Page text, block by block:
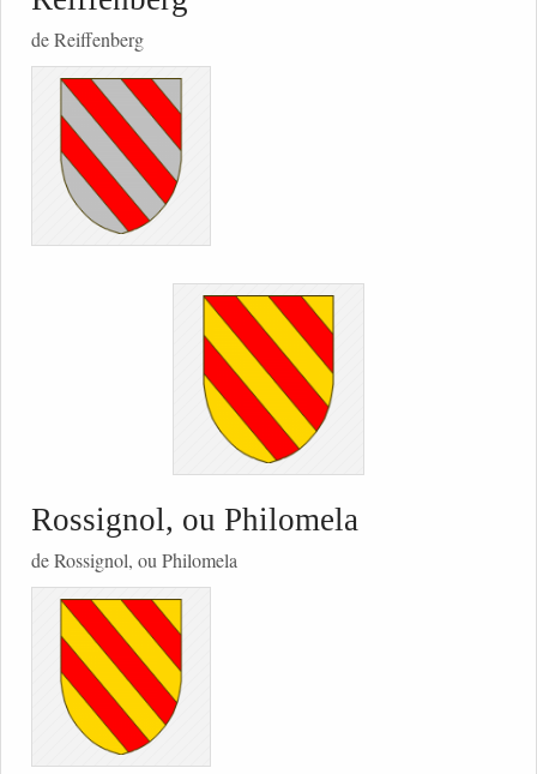
de Reiffenberg
Rossignol, ou Philomela
de Rossignol, ou Philomela